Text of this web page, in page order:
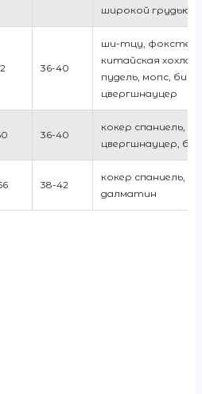
широкой грудью
36-40
ши-тцу,
китайская
пудель, мопс,
цвергшнауцер
36-40
кокер спаниель,
цвергшнауцер,
38-42
кокер спаниель,
далматин